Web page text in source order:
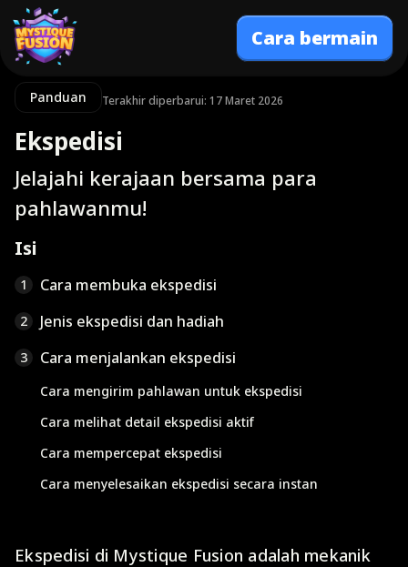
Cara bermain
Panduan Terakhir diperbarui: 17 Maret 2026
Ekspedisi
Jelajahi kerajaan bersama para
pahlawanmu!
Isi
1 Cara membuka ekspedisi
2 Jenis ekspedisi dan hadiah
3 Cara menjalankan ekspedisi
Cara mengirim pahlawan untuk ekspedisi
Cara melihat detail ekspedisi aktif
Cara mempercepat ekspedisi
Cara menyelesaikan ekspedisi secara instan
Ekspedisi di Mystique Fusion adalah mekanik